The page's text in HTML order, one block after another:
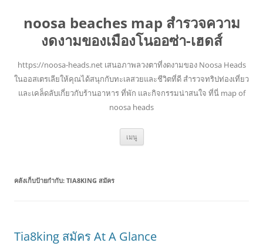
noosa beaches map สำรวจความ
งดงามของเมืองโนออซ่า-เฮดส์
https://noosa-heads.net เสนอภาพลวงตาที่งดงามของ Noosa Heads
ในออสเตรเลียให้คุณได้สนุกกับทะเลสวยและชีวิตที่ดี สำรวจทริปท่องเที่ยว
และเคล็ดลับเกี่ยวกับร้านอาหาร ที่พัก และกิจกรรมน่าสนใจ ที่นี่ map of
noosa heads
เมนู ข้าม
ยัง
คลังเก็บป้ายกำกับ: TIA8KING สมัคร
Tia8king สมัคร At A Glance